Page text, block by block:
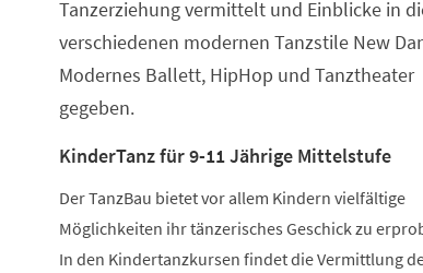
Tanzerziehung vermittelt und Einblicke in
verschiedenen modernen Tanzstile New
Modernes Ballett, HipHop und Tanztheater
gegeben.
KinderTanz für 9-11 Jährige Mittelstufe
Der TanzBau bietet vor allem Kindern vielfältige
Möglichkeiten ihr tänzerisches Geschick zu
In den Kindertanzkursen findet die Vermittlung